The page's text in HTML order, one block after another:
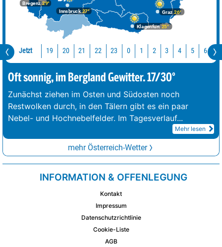
Bregenz29°
Graz26°
Innsbruck27°
Klagenfurt 25°
Jetzt 19 20 21 22 23 0 1 2 3 4 5 6 7
Oft sonnig, im Bergland Gewitter. 17/30°
Zunächst ziehen im Osten und Südosten noch
Restwolken durch, in den Tälern gibt es ein paar
Nebel- und Hochnebelfelder. Im Tagesverlauf...
Mehr lesen
mehr Österreich-Wetter
INFORMATION & OFFENLEGUNG
Kontakt
Impressum
Datenschutzrichtlinie
Cookie-Liste
AGB